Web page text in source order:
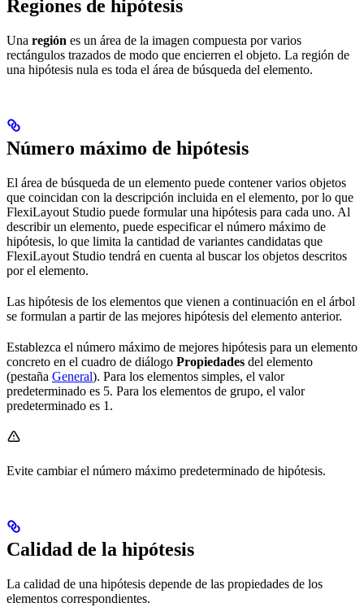
Regiones de hipótesis
Una región es un área de la imagen compuesta por varios
rectángulos trazados de modo que encierren el objeto. La región de
una hipótesis nula es toda el área de búsqueda del elemento.
Número máximo de hipótesis
El área de búsqueda de un elemento puede contener varios objetos
que coincidan con la descripción incluida en el elemento, por lo que
FlexiLayout Studio puede formular una hipótesis para cada uno. Al
describir un elemento, puede especificar el número máximo de
hipótesis, lo que limita la cantidad de variantes candidatas que
FlexiLayout Studio tendrá en cuenta al buscar los objetos descritos
por el elemento.
Las hipótesis de los elementos que vienen a continuación en el árbol
se formulan a partir de las mejores hipótesis del elemento anterior.
Establezca el número máximo de mejores hipótesis para un elemento
concreto en el cuadro de diálogo Propiedades del elemento
(pestaña General). Para los elementos simples, el valor
predeterminado es 5. Para los elementos de grupo, el valor
predeterminado es 1.
Evite cambiar el número máximo predeterminado de hipótesis.
Calidad de la hipótesis
La calidad de una hipótesis depende de las propiedades de los
elementos correspondientes.